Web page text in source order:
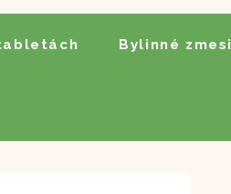
Bylinné zmesi